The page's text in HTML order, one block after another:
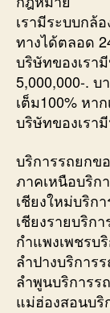
เรามีระบบกล้
ทางได้ตลอด
บริษัทของเรา
5,000,000-.
เต็ม100% หา
บริษัทของเรา
บริการรถยกข
ภาคเหนือบริก
เชียงใหม่บริก
เชียงรายบริก
กำแพงเพชรบ
ลำปางบริการ
ลำพูนบริการร
แม่ฮ่องสอนบริ